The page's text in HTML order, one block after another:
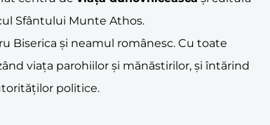
Sfântului Munte Athos.
Biserica și neamul românesc. Cu toate
viața parohiilor și mănăstirilor, și întărind
politice.